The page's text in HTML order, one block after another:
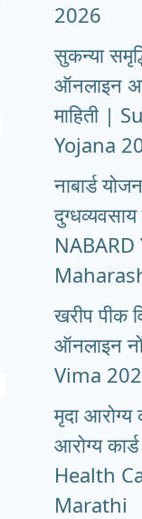
2026
सुकन्या
ऑनलाइन
माहिती |
Yojana
नाबार्ड
खरीप पीक
ऑनलाइन
Vima
मृदा
आरोग्य
Health
Marathi